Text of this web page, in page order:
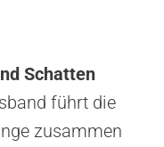
Schatten
führt die
zusammen